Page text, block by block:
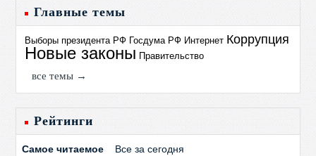
Главные темы
Выборы президента РФ Госдума РФ Интернет Коррупция
Новые законы Правительство
все темы →
Рейтинги
Самое читаемое Все за сегодня